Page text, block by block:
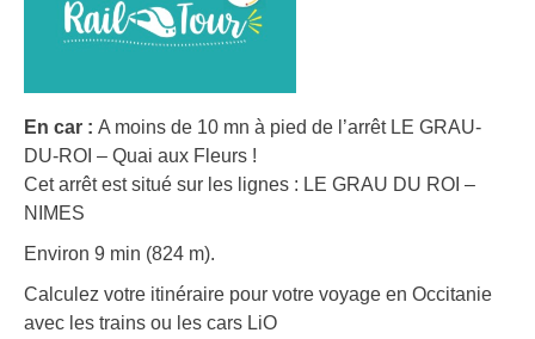
En car : A moins de 10 mn à pied de l’arrêt LE GRAU-
DU-ROI – Quai aux Fleurs !
Cet arrêt est situé sur les lignes : LE GRAU DU ROI –
NIMES
Environ 9 min (824 m).
Calculez votre itinéraire pour votre voyage en Occitanie
avec les trains ou les cars LiO